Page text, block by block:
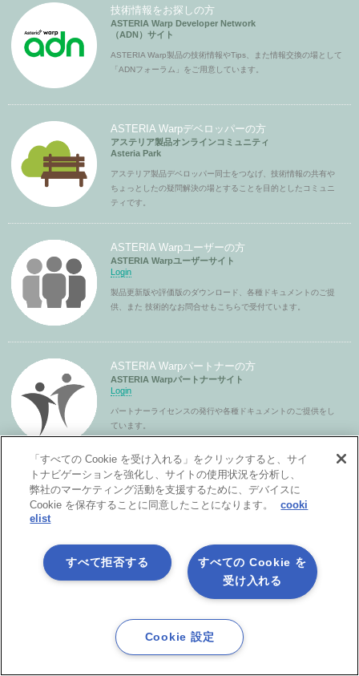
技術情報をお探しの方
ASTERIA Warp Developer Network
（ADN）サイト
ASTERIA Warp製品の技術情報やTips、また情報交換の場として
「ADNフォーラム」をご用意しています。
ASTERIA Warpデベロッパーの方
アステリア製品オンラインコミュニティ
Asteria Park
アステリア製品デベロッパー同士をつなげ、技術情報の共有や
ちょっとしたの疑問解決の場とすることを目的としたコミュニ
ティです。
ASTERIA Warpユーザーの方
ASTERIA Warpユーザーサイト
Login
製品更新版や評価版のダウンロード、各種ドキュメントのご提
供、また 技術的なお問合せもこちらで受付ています。
ASTERIA Warpパートナーの方
ASTERIA Warpパートナーサイト
Login
パートナーライセンスの発行や各種ドキュメントのご提供をし
ています。
製品サービス
「すべての Cookie を受け入れる」をクリックすると、サイ
トナビゲーションを強化し、サイトの使用状況を分析し、
弊社のマーケティング活動を支援するために、デバイスに
Cookie を保存することに同意したことになります。
cooki
elist
すべての Cookie を
受け入れる
すべて拒否する
Cookie 設定